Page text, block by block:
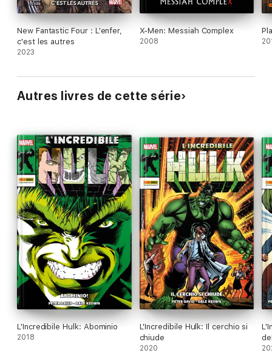
New Fantastic Four : L'enfer,
c'est les autres
2023
X-Men: Messiah Complex
2008
Autres livres de cette série
L'Incredibile Hulk: Abominio
2018
L'Incredibile Hulk: Il cerchio si
chiude
2020